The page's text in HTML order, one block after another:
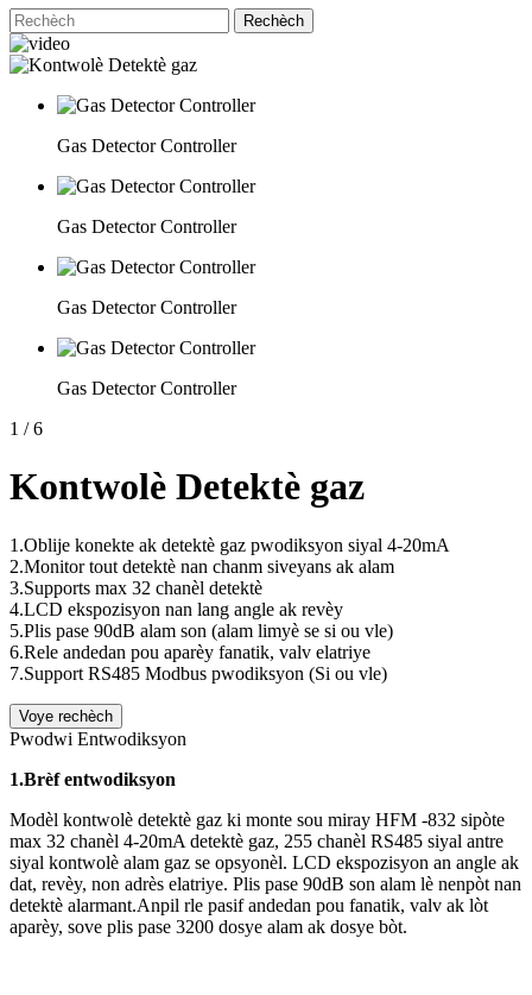
Rechèch
Gas Detector Controller
Gas Detector Controller
Gas Detector Controller
Gas Detector Controller
1 / 6
Kontwolè Detektè gaz
1.Oblije konekte ak detektè gaz pwodiksyon siyal 4-20mA
2.Monitor tout detektè nan chanm siveyans ak alam
3.Supports max 32 chanèl detektè
4.LCD ekspozisyon nan lang angle ak revèy
5.Plis pase 90dB alam son (alam limyè se si ou vle)
6.Rele andedan pou aparèy fanatik, valv elatriye
7.Support RS485 Modbus pwodiksyon (Si ou vle)
Voye rechèch
Pwodwi Entwodiksyon
1.Brèf entwodiksyon
Modèl kontwolè detektè gaz ki monte sou miray HFM -832 sipòte
max 32 chanèl 4-20mA detektè gaz, 255 chanèl RS485 siyal antre
siyal kontwolè alam gaz se opsyonèl. LCD ekspozisyon an angle ak
dat, revèy, non adrès elatriye. Plis pase 90dB son alam lè nenpòt nan
detektè alarmant.Anpil rle pasif andedan pou fanatik, valv ak lòt
aparèy, sove plis pase 3200 dosye alam ak dosye bòt.